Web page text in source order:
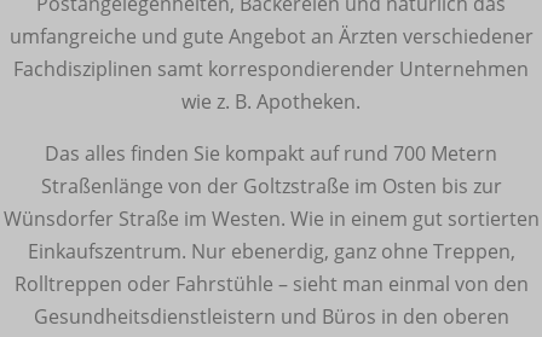
umfangreiche und gute Angebot an Ärzten verschiedener
Fachdisziplinen samt korrespondierender Unternehmen
wie z. B. Apotheken.
Das alles finden Sie kompakt auf rund 700 Metern
Straßenlänge von der Goltzstraße im Osten bis zur
Wünsdorfer Straße im Westen. Wie in einem gut sortierten
Einkaufszentrum. Nur ebenerdig, ganz ohne Treppen,
Rolltreppen oder Fahrstühle – sieht man einmal von den
Gesundheitsdienstleistern und Büros in den oberen